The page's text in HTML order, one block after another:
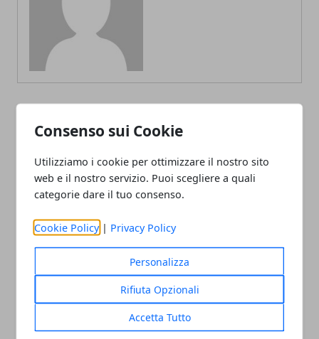
Consenso sui Cookie
Utilizziamo i cookie per ottimizzare il nostro sito
web e il nostro servizio. Puoi scegliere a quali
categorie dare il tuo consenso.
Cookie Policy | Privacy Policy
Personalizza
Rifiuta Opzionali
Accetta Tutto
ARTICOLI CORRELATI
L'importanza della manutenzione per
un campo sportivo
25/09/2019